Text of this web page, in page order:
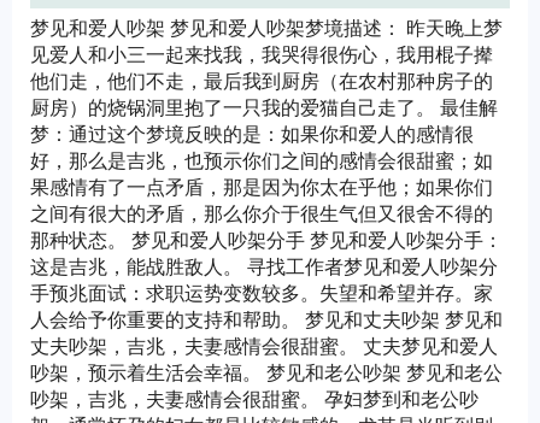
梦见和爱人吵架 梦见和爱人吵架梦境描述： 昨天晚上梦
见爱人和小三一起来找我，我哭得很伤心，我用棍子撵
他们走，他们不走，最后我到厨房（在农村那种房子的
厨房）的烧锅洞里抱了一只我的爱猫自己走了。 最佳解
梦：通过这个梦境反映的是：如果你和爱人的感情很
好，那么是吉兆，也预示你们之间的感情会很甜蜜；如
果感情有了一点矛盾，那是因为你太在乎他；如果你们
之间有很大的矛盾，那么你介于很生气但又很舍不得的
那种状态。 梦见和爱人吵架分手 梦见和爱人吵架分手：
这是吉兆，能战胜敌人。 寻找工作者梦见和爱人吵架分
手预兆面试：求职运势变数较多。失望和希望并存。家
人会给予你重要的支持和帮助。 梦见和丈夫吵架 梦见和
丈夫吵架，吉兆，夫妻感情会很甜蜜。 丈夫梦见和爱人
吵架，预示着生活会幸福。 梦见和老公吵架 梦见和老公
吵架，吉兆，夫妻感情会很甜蜜。 孕妇梦到和老公吵